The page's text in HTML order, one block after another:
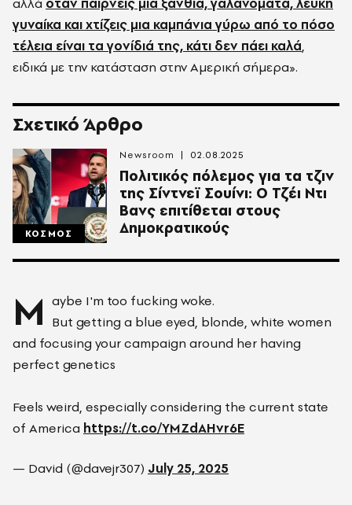
γυναίκα και χτίζεις μια καμπάνια γύρω από το πόσο
τέλεια είναι τα γονίδιά της, κάτι δεν πάει καλά,
ειδικά με την κατάσταση στην Αμερική σήμερα».
Σχετικό Άρθρο
ΚΟΣΜΟΣ
Πολιτικός πόλεμος για τα τζιν
της Σίντνεϊ Σουίνι: Ο Τζέι Ντι
Βανς επιτίθεται στους
Δημοκρατικούς
Newsroom 02.08.2025
M aybe I'm too fucking woke.
But getting a blue eyed, blonde, white women
and focusing your campaign around her having
perfect genetics
Feels weird, especially considering the current state
of America https://t.co/YMZdAHvr6E
— David (@davejr307) July 25, 2025